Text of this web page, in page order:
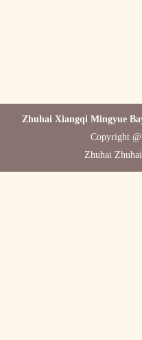
Zhuhai Xiangqi Mingyue
Copyright
Zhuhai